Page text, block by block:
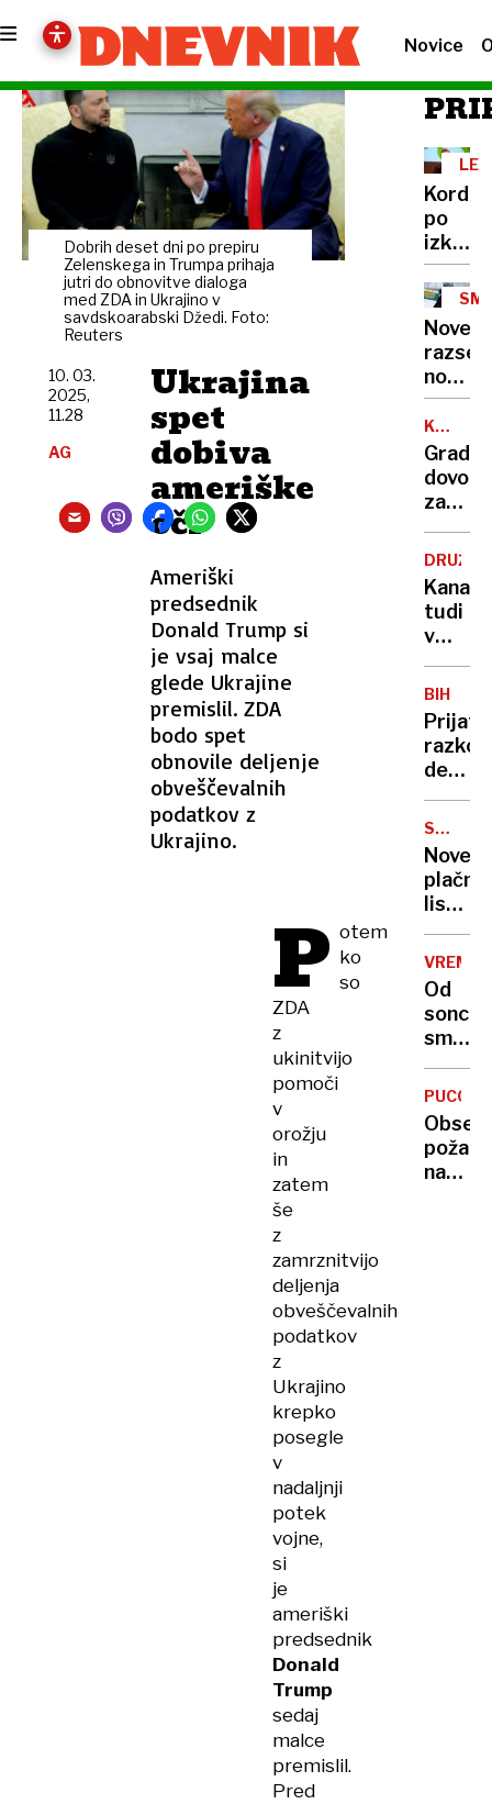
Novice
Dobrih deset dni po prepiru
Zelenskega in Trumpa prihaja
jutri do obnovitve dialoga
med ZDA in Ukrajino v
savdskoarabski Džedi. Foto:
Reuters
Ukrajina
spet
dobiva
ameriške
oči
Ameriški
predsednik
Donald Trump si
je vsaj malce
glede Ukrajine
premislil. ZDA
bodo spet
obnovile deljenje
obveščevalnih
podatkov z
Ukrajino.
10. 03.
2025,
11.28
AG
P otem
ko
so
ZDA
z
ukinitvijo
pomoči
v
orožju
in
zatem
še
z
zamrznitvijo
deljenja
obveščevalnih
podatkov
z
Ukrajino
krepko
posegle
v
nadaljnji
potek
vojne,
si
je
ameriški
predsednik
Donald
Trump
sedaj
malce
premislil.
Pred
Kordiš
po
iz
Levice:
Dovolj
je
bilo!
Nove
za
Hotel
bo
DRUŽBA
tudi
v
centru
BIH
dele
skušal
stlačiti
v
kovček
Nove
plačne
liste
šok
za
dietne
v
VREME
Od
sonca
smo
se
do
požar
na